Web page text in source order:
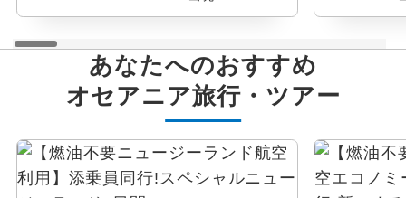
あなたへのおすすめ
オセアニア旅行・ツアー